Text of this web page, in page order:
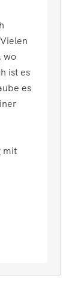
wo
ist es
es
mit